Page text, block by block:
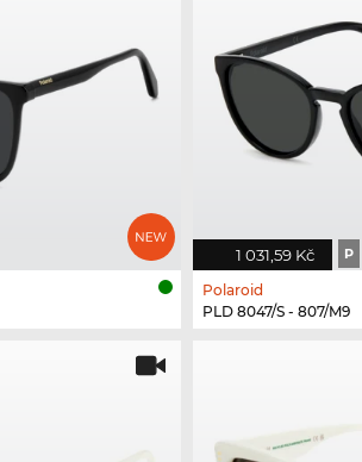
1 031,59 Kč P
Polaroid
PLD 8047/S - 807/M9